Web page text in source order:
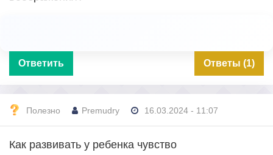
Ответить Ответы (1)
Полезно Premudry 16.03.2024 - 11:07
Как развивать у ребенка чувство